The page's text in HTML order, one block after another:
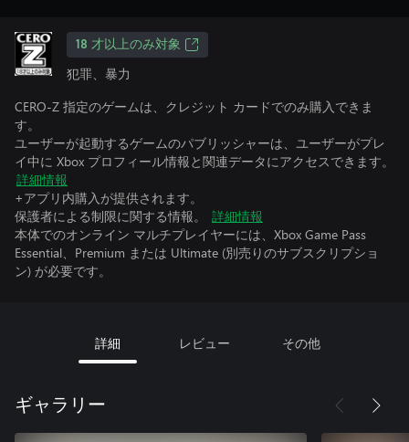
18 才以上のみ対象
犯罪、暴力
CERO-Z 指定のゲームは、クレジット カードでのみ購入できま
す。
ユーザーが起動するゲームのパブリッシャーは、ユーザーがプレ
イ中に Xbox プロフィール情報と関連データにアクセスできます。
詳細情報
+アプリ内購入が提供されます。
保護者による制限に関する情報。
詳細情報
本体でのオンライン マルチプレイヤーには、Xbox Game Pass
Essential、Premium または Ultimate (別売りのサブスクリプショ
ン) が必要です。
詳細 レビュー その他
ギャラリー